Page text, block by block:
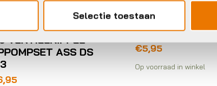
Selectie toestaan
VENTIELNIPPEL
ASS DS
KOGELLAGER
2RS 15X28X7
€5,95
Op voorraad in winkel